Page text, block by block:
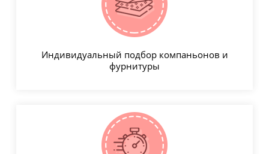
Индивидуальный подбор компаньонов и
фурнитуры